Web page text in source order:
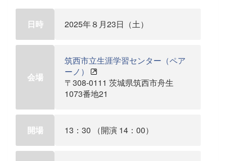
日時 2025年８月23日（土）
会場
筑西市立生涯学習センター（ペア
ーノ）
〒308-0111 茨城県筑西市舟生
1073番地21
開場 13：30 （開演 14：00）